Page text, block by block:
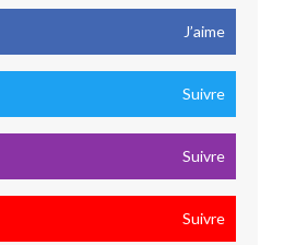
J’aime
Suivre
Suivre
Suivre